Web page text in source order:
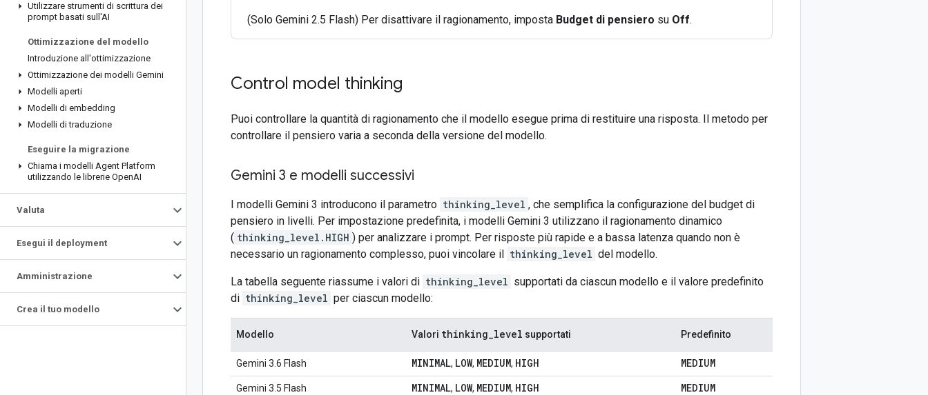
Utilizzare strumenti di scrittura dei
prompt basati sull'AI
Ottimizzazione del modello
Introduzione all'ottimizzazione
Ottimizzazione dei modelli Gemini
Modelli aperti
Modelli di embedding
Modelli di traduzione
Eseguire la migrazione
Chiama i modelli Agent Platform
utilizzando le librerie OpenAI
Valuta
Esegui il deployment
Amministrazione
Crea il tuo modello
(Solo Gemini 2.5 Flash) Per disattivare il ragionamento, imposta Budget di pensiero su Off.
Control model thinking
Puoi controllare la quantità di ragionamento che il modello esegue prima di restituire una risposta. Il metodo per
controllare il pensiero varia a seconda della versione del modello.
Gemini 3 e modelli successivi
I modelli Gemini 3 introducono il parametro thinking_level , che semplifica la configurazione del budget di
pensiero in livelli. Per impostazione predefinita, i modelli Gemini 3 utilizzano il ragionamento dinamico
( thinking_level.HIGH ) per analizzare i prompt. Per risposte più rapide e a bassa latenza quando non è
necessario un ragionamento complesso, puoi vincolare il thinking_level del modello.
La tabella seguente riassume i valori di thinking_level supportati da ciascun modello e il valore predefinito
di thinking_level per ciascun modello:
Modello Valori thinking level supportati Predefinito
Gemini 3.6 Flash MINIMAL, LOW, MEDIUM, HIGH MEDIUM
Gemini 3.5 Flash MINIMAL, LOW, MEDIUM, HIGH MEDIUM